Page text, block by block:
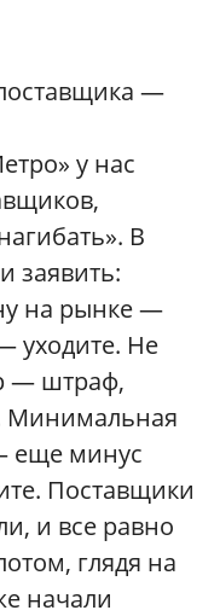
—
у нас
В
заявить:
на рынке —
уходите. Не
— штраф,
Минимальная
еще минус
Поставщики
и все равно
глядя на
начали